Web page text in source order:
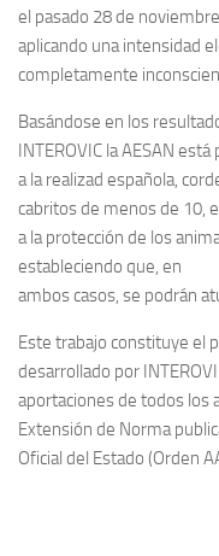
el pasado 28 de
aplicando una intensidad
completamente
Basándose en los
INTEROVIC la AESAN
a la realizad española,
cabritos de menos de 10,
a la protección de los
estableciendo que, en
ambos casos, se podrán
Este trabajo constituye el
desarrollado por
aportaciones de todos los
Extensión de Norma
Oficial del Estado (Orden